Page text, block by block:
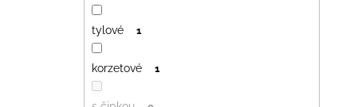
tylové 1
korzetové 1